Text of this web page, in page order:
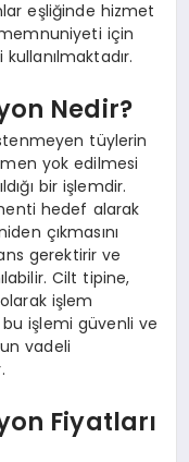
eşliğinde hizmet
için
Nedir?
tüylerin
yok edilmesi
bir işlemdir.
hedef alarak
çıkmasını
gerektirir ve
Cilt tipine,
işlem
bu işlemi güvenli ve
vadeli
Fiyatları